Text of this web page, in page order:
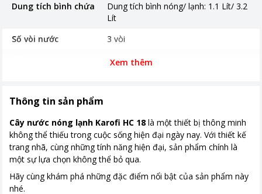
Dung tích bình chứa
Dung tích bình nóng/ lạnh: 1.1 Lít/ 3.2
Lít
Số vòi nước
3 vòi
24 tháng
Nơi sản xuất
Khoảng giá
Từ 2 - 5 triệu
Xem thêm
Thông tin sản phẩm
Cây nước nóng lạnh Karofi HC 18 là một thiết bị thông minh
không thể thiếu trong cuộc sống hiện đại ngày nay. Với thiết kế
trang nhã, cùng những tính năng hiện đại, sản phẩm chính là
một sự lựa chọn không thể bỏ qua.
Hãy cùng khám phá những đặc điểm nổi bật của sản phẩm này
nhé.